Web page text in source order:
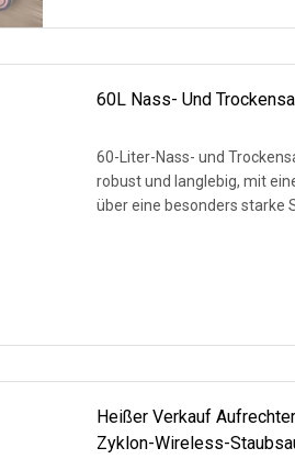
60L Nass- Und
60-Liter-Nass- und Trockensauger
robust und langlebig, mit
über eine besonders starke
Heißer Verkauf
Zyklon-Wireless-